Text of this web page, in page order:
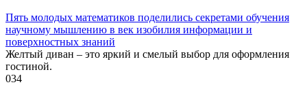
Пять молодых математиков поделились секретами обучения
научному мышлению в век изобилия информации и
поверхностных знаний
Желтый диван – это яркий и смелый выбор для оформления
гостиной.
034